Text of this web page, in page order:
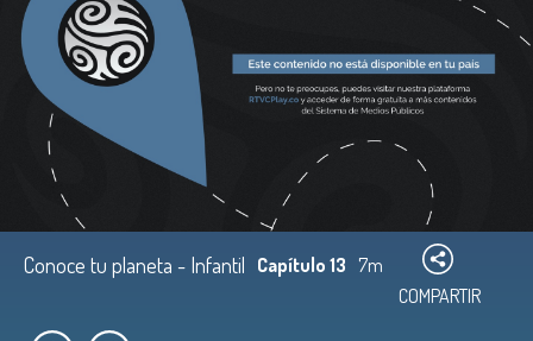
Conoce tu planeta - Infantil Capítulo 13 7m
COMPARTIR